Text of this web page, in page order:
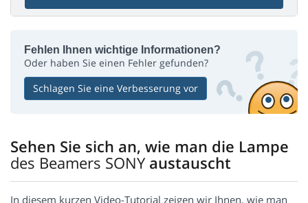
Fehlen Ihnen wichtige Informationen?
Oder haben Sie einen Fehler gefunden?
Schlagen Sie eine Verbesserung vor
Sehen Sie sich an, wie man die Lampe
des Beamers SONY austauscht
In diesem kurzen Video-Tutorial zeigen wir Ihnen, wie man